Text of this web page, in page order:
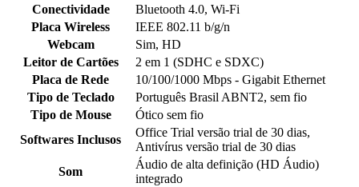
Conectividade
Bluetooth 4.0, Wi-Fi
Placa Wireless
IEEE 802.11 b/g/n
Webcam
Sim, HD
Leitor de Cartões
2 em 1 (SDHC e SDXC)
Placa de Rede
10/100/1000 Mbps - Gigabit Ethernet
Tipo de Teclado
Português Brasil ABNT2, sem fio
Tipo de Mouse
Ótico sem fio
Softwares Inclusos
Office Trial versão trial de 30 dias,
Antivírus versão trial de 30 dias
Som
Áudio de alta definição (HD Áudio)
integrado